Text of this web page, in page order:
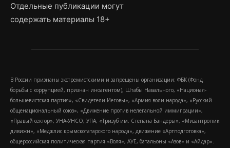
Отдельные публикации могут
содержать материалы 18+
В России признаны экстремистскими и запрещены организации: ФБК (Фонд
борьбы с коррупцией, признан иноагентом), Штабы Навального, «Национал-
большевистская партия», «Свидетели Иеговы», «Армия воли народа», «Русский
общенациональный союз», «Движение против нелегальной иммиграции»,
«Правый сектор», УНА-УНСО, УПА, «Тризуб им. Степана Бандеры», «Мизантропик
дивижн», «Меджлис крымскотатарского народа», движение «Артподготовка»,
общероссийская политическая партия «Воля», АУЕ, батальоны «Азов» и «Айдар».